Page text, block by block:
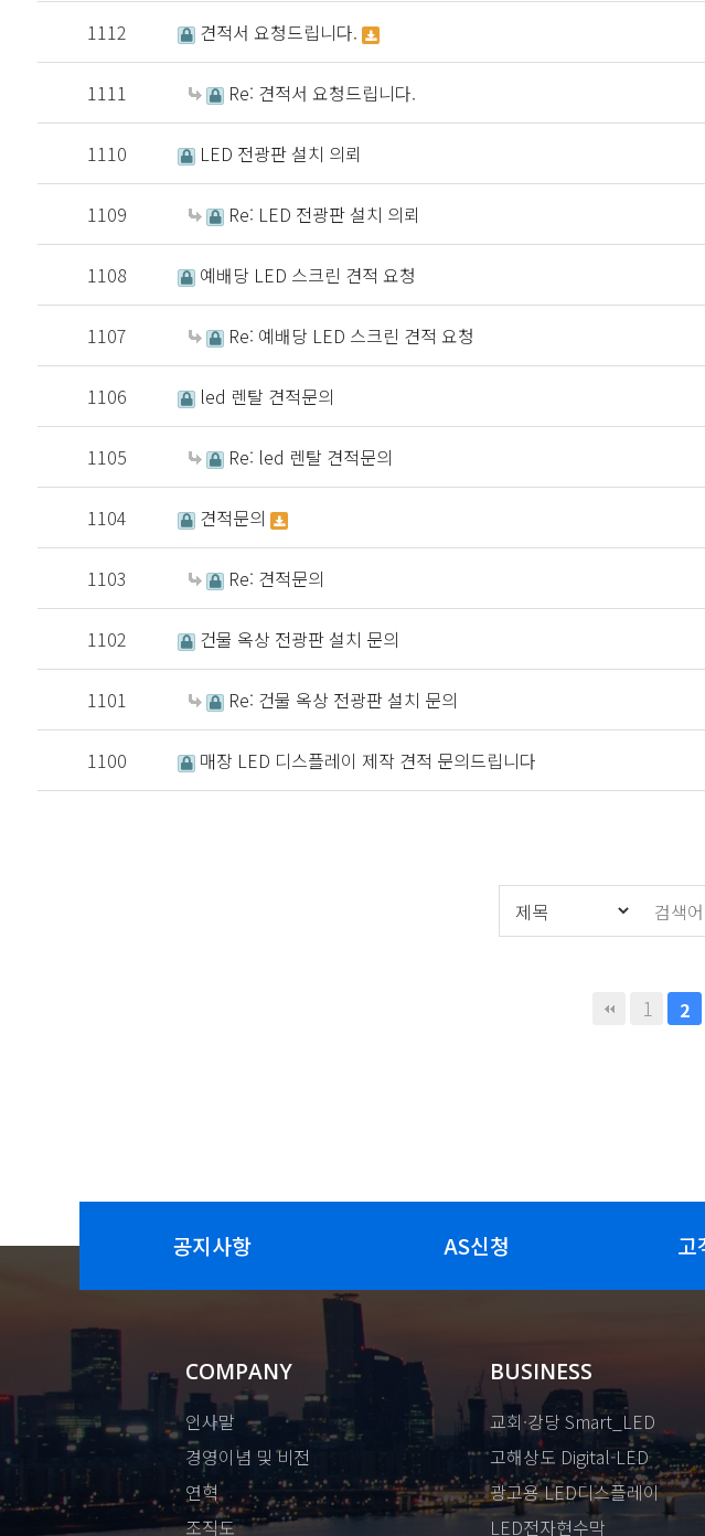
1112 견적서 요청드립니다.
1111 Re: 견적서 요청드립니다.
1110 LED 전광판 설치 의뢰
1109 Re: LED 전광판 설치 의뢰
1108 예배당 LED 스크린 견적 요청
1107 Re: 예배당 LED 스크린 견적 요청
1106 led 렌탈 견적문의
1105 Re: led 렌탈 견적문의
1104 견적문의
1103 Re: 견적문의
1102 건물 옥상 전광판 설치 문의
1101 Re: 건물 옥상 전광판 설치 문의
1100 매장 LED 디스플레이 제작 견적 문의드립니다
1 2
공지사항 AS신청 고
COMPANY
인사말
경영이념 및 비전
연혁
조직도
BUSINESS
교회·강당 Smart_LED
고해상도 Digital-LED
광고용 LED디스플레이
LED전자현수막